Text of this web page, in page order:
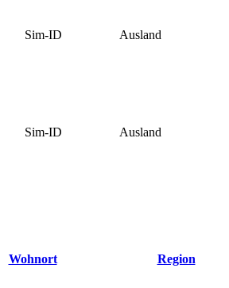
Sim-ID Ausland
Sim-ID Ausland
Wohnort Region